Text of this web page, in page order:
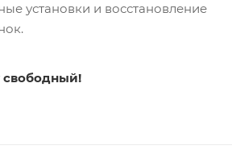
установки и восстановление
свободный!